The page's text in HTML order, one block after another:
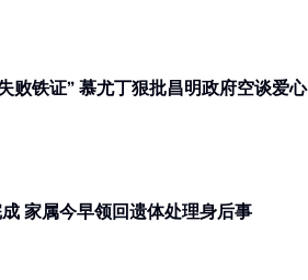
万达镇校园命案 | “校园接连出事是政策失败铁证” 慕尤丁狠批昌明政府空谈爱心
万达镇校园命案 | 回家了...... 解剖程序完成 家属今早领回遗体处理身后事